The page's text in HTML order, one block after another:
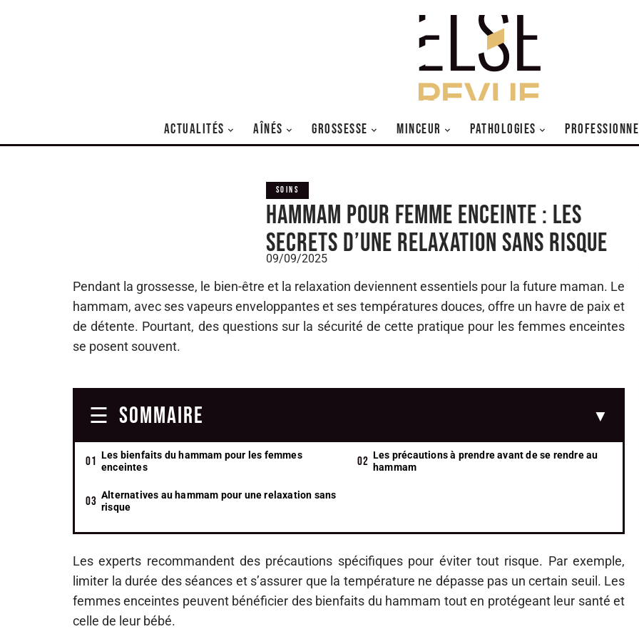
ACTUALITÉS AÎNÉS GROSSESSE MINCEUR PATHOLOGIES
SOINS
Hammam pour femme enceinte : les
secrets d’une relaxation sans risque
09/09/2025
Pendant la grossesse, le bien-être et la relaxation deviennent essentiels pour la future maman. Le
hammam, avec ses vapeurs enveloppantes et ses températures douces, offre un havre de paix et
de détente. Pourtant, des questions sur la sécurité de cette pratique pour les femmes enceintes
se posent souvent.
SOMMAIRE
Les bienfaits du hammam pour les femmes
enceintes
Les précautions à prendre avant de se rendre au
hammam
Alternatives au hammam pour une relaxation sans
risque
Les experts recommandent des précautions spécifiques pour éviter tout risque. Par exemple,
limiter la durée des séances et s’assurer que la température ne dépasse pas un certain seuil. Les
femmes enceintes peuvent bénéficier des bienfaits du hammam tout en protégeant leur santé et
celle de leur bébé.